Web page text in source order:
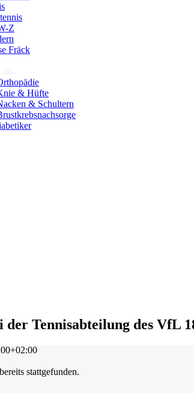
Z
Fräck
& Hüfte
& Schultern
der Tennisabteilung des VfL
stattgefunden.